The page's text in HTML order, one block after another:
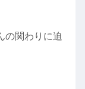
の関わりに迫